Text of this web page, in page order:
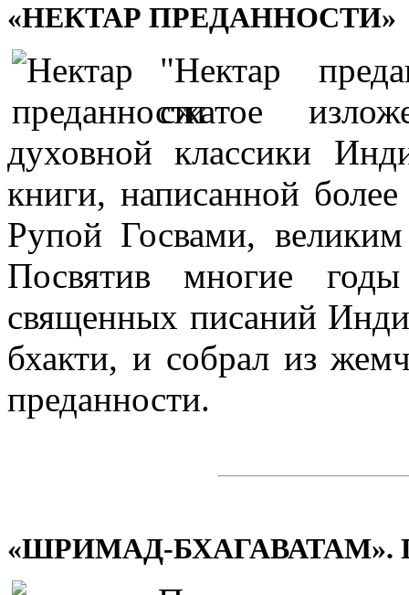
«НЕКТАР ПРЕДАННОСТИ»
"Нектар
сжатое
духовной классики
книги, написанной
Рупой Госвами,
Посвятив многие
священных писаний
бхакти, и собрал из
преданности.
«ШРИМАД-БХАГАВАТАМ».